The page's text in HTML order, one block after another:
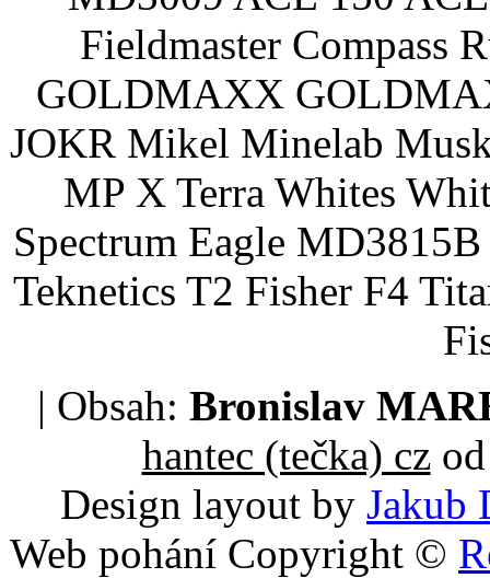
Fieldmaster Compass
GOLDMAXX
JOKR Mikel Minelab
MP X Terra Whites
Spectrum Eagle
Teknetics T2 Fisher F4
| Obsah: Bronislav
hantec (tečka) czod
Design layout by Jakub
Web pohání Copyright ©